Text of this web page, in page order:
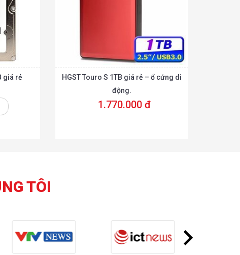
giá rẻ
HGST Touro S 1TB giá rẻ – ổ cứng di
động.
1.770.000 đ
TÔI